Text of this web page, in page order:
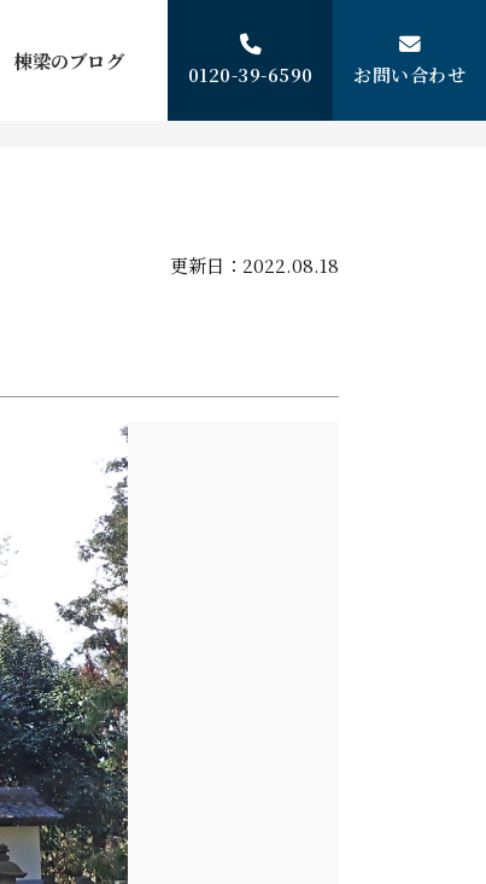
棟梁のブログ
0120-39-6590 お問い合わせ
更新日： 2022.08.18